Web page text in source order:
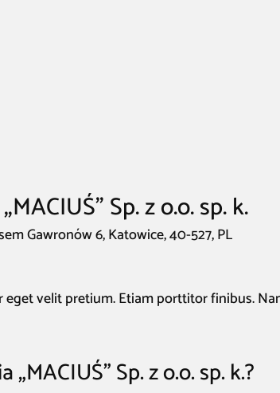
Sp. z o.o. sp. k.
Gawronów 6, Katowice, 40-527, PL
eget velit pretium. Etiam porttitor finibus.
Sp. z o.o. sp. k.?